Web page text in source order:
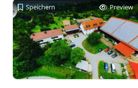
Speichern Preview